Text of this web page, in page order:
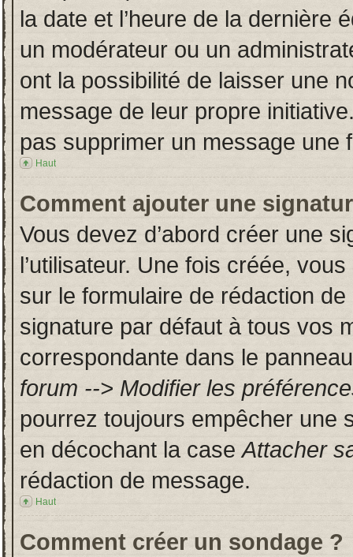
la date et l’heure de la dernière
un modérateur ou un
ont la possibilité de laisser une
message de leur propre
pas supprimer un message une
Haut
Comment ajouter une
Vous devez d’abord créer une
l’utilisateur. Une fois créée,
sur le formulaire de rédaction
signature par défaut à tous vos
correspondante dans le
forum --> Modifier les
pourrez toujours empêcher une
en décochant la caseAttacher
rédaction de message.
Haut
Comment créer un sondage ?